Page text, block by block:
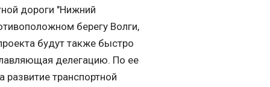
дороги "Нижний
берегу Волги,
будут также быстро
делегацию. По ее
транспортной